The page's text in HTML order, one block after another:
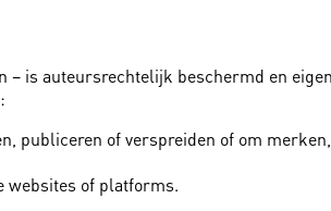
is auteursrechtelijk beschermd en
publiceren of verspreiden of om
websites of platforms.